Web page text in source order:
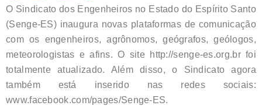
O Sindicato dos Engenheiros no Estado do Espírito Santo
(Senge-ES) inaugura novas plataformas de comunicação
com os engenheiros, agrônomos, geógrafos, geólogos,
meteorologistas e afins. O site http://senge-es.org.br foi
totalmente atualizado. Além disso, o Sindicato agora
também está inserido nas redes sociais:
www.facebook.com/pages/Senge-ES.